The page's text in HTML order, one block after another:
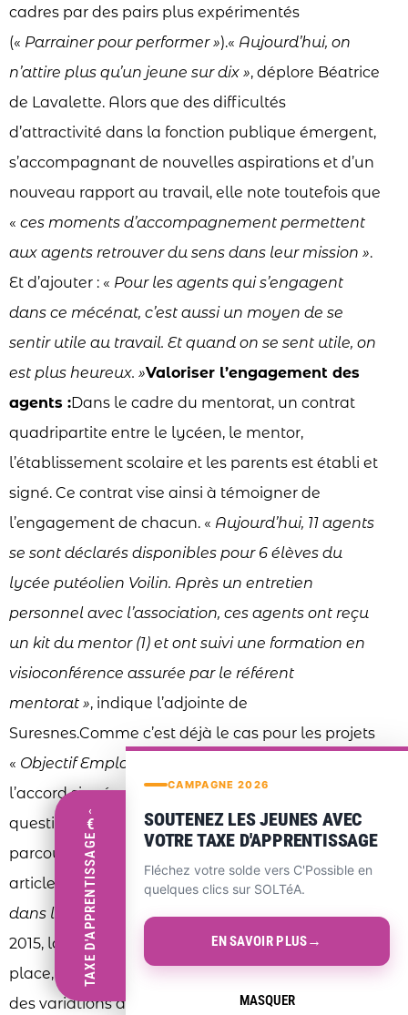
cadres par des pairs plus expérimentés
(« Parrainer pour performer »).« Aujourd’hui, on
n’attire plus qu’un jeune sur dix », déplore Béatrice
de Lavalette. Alors que des difficultés
d’attractivité dans la fonction publique émergent,
s’accompagnant de nouvelles aspirations et d’un
nouveau rapport au travail, elle note toutefois que
« ces moments d’accompagnement permettent
aux agents retrouver du sens dans leur mission ».
Et d’ajouter : « Pour les agents qui s’engagent
dans ce mécénat, c’est aussi un moyen de se
sentir utile au travail. Et quand on se sent utile, on
est plus heureux. »Valoriser l’engagement des
agents :Dans le cadre du mentorat, un contrat
quadripartite entre le lycéen, le mentor,
l’établissement scolaire et les parents est établi et
signé. Ce contrat vise ainsi à témoigner de
l’engagement de chacun. « Aujourd’hui, 11 agents
se sont déclarés disponibles pour 6 élèves du
lycée putéolien Voilin. Après un entretien
personnel avec l’association, ces agents ont reçu
un kit du mentor (1) et ont suivi une formation en
visioconférence assurée par le référent
mentorat », indique l’adjointe de
Suresnes.Comme c’est déjà le cas pour les projets
« Objectif Emploi »
l’accord signé par les syndicats et l’élue intègre la
question de l’engagement de l’agent dans le
parcours professionnel et comprend ainsi un
article qui permet la «valorisation du mentorat
dans le cadre de l’entretien d’évaluation ». En
2015, la ville de Suresnes avait en effet mis en
place, le régime indemnitaire au mérite fondé sur
des variations à la hausse et à la baisse, après un
‹
€
TAXE D'APPRENTISSAGE
CAMPAGNE 2026
SOUTENEZ LES JEUNES AVEC
VOTRE TAXE D'APPRENTISSAGE
Fléchez votre solde vers C'Possible en
quelques clics sur SOLTéA.
EN SAVOIR PLUS→
MASQUER